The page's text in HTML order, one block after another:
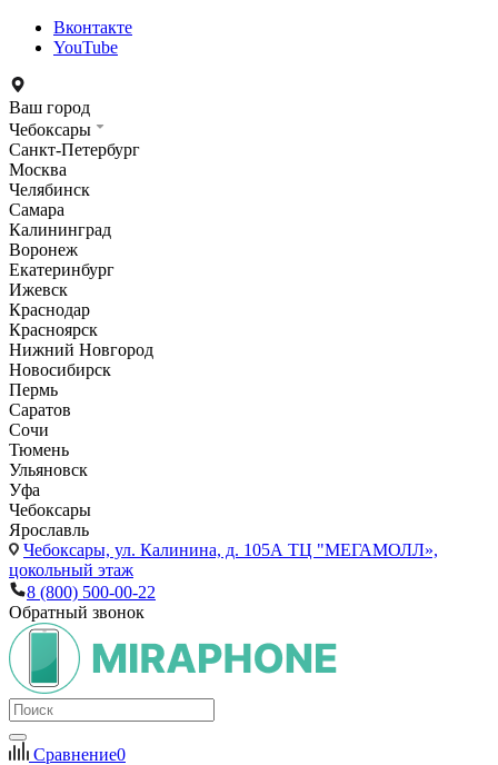
Вконтакте
YouTube
Ваш город
Чебоксары
Санкт-Петербург
Москва
Челябинск
Самара
Калининград
Воронеж
Екатеринбург
Ижевск
Краснодар
Красноярск
Нижний Новгород
Новосибирск
Пермь
Саратов
Сочи
Тюмень
Ульяновск
Уфа
Чебоксары
Ярославль
Чебоксары, ул. Калинина, д. 105А ТЦ "МЕГАМОЛЛ»,
цокольный этаж
8 (800) 500-00-22
Обратный звонок
Сравнение0